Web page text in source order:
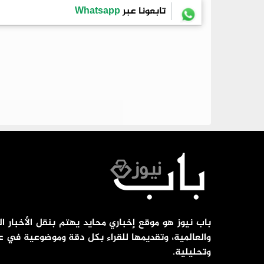
تابعونا عبرWhatsapp
باب نيوز هو موقع إخباري محايد يهتم بنقل الأخبار
والعالمية، وتقديمها للقراء بكل دقة وموضوعية في
وتحليلية.